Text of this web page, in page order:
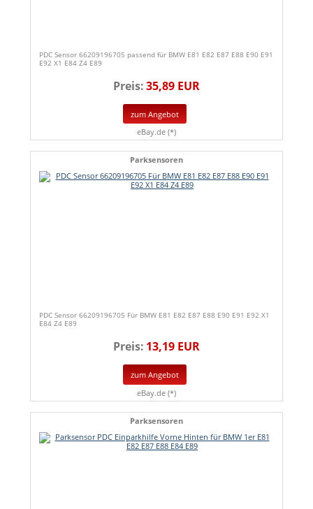
PDC Sensor 66209196705 passend für BMW E81 E82 E87 E88 E90 E91
E92 X1 E84 Z4 E89
Preis:35,89 EUR
zum Angebot
eBay.de (*)
Parksensoren
PDC Sensor 66209196705 Für BMW E81 E82 E87 E88 E90 E91 E92 X1
E84 Z4 E89
Preis: 13,19 EUR
zum Angebot
eBay.de (*)
Parksensoren